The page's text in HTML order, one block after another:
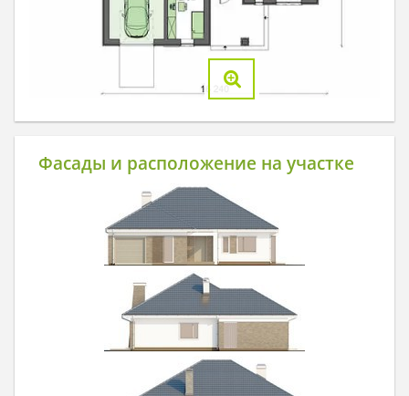
Фасады и расположение на участке